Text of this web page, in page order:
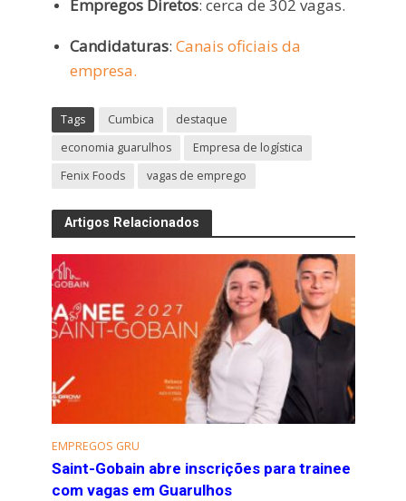
Empregos Diretos: cerca de 302 vagas.
Candidaturas: Canais oficiais da
empresa.
Tags Cumbica
destaque
economia guarulhos
Empresa de logística
Fenix Foods
vagas de emprego
Artigos Relacionados
EMPREGOS GRU
Saint-Gobain abre inscrições para trainee
com vagas em Guarulhos